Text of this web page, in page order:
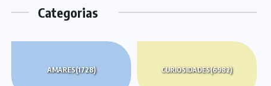
Categorias
AMARES(1728) CURIOSIDADES(6982)